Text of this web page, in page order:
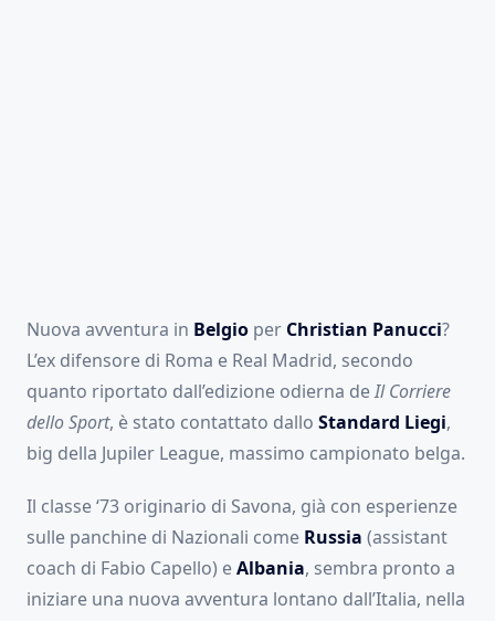
Nuova avventura in Belgio per Christian Panucci?
L’ex difensore di Roma e Real Madrid, secondo
quanto riportato dall’edizione odierna deIl Corriere
dello Sport, è stato contattato dallo Standard Liegi,
big della Jupiler League, massimo campionato belga.
Il classe ‘73 originario di Savona, già con esperienze
sulle panchine di Nazionali come Russia (assistant
coach di Fabio Capello) eAlbania, sembra pronto a
iniziare una nuova avventura lontano dall’Italia, nella